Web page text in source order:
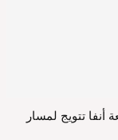
تتويج لمسار